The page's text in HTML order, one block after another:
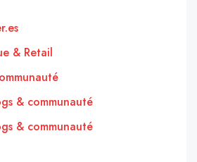
& Retail
& communauté
& communauté